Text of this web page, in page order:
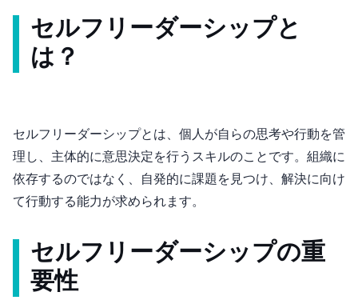
セルフリーダーシップと
は？
セルフリーダーシップとは、個人が自らの思考や行動を管
理し、主体的に意思決定を行うスキルのことです。組織に
依存するのではなく、自発的に課題を見つけ、解決に向け
て行動する能力が求められます。
セルフリーダーシップの重
要性